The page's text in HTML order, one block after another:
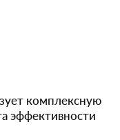
комплексную
эффективности